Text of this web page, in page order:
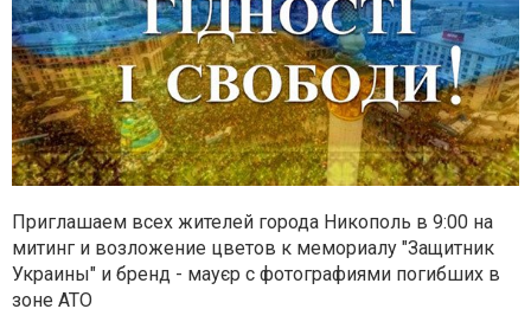
Приглашаем всех жителей города Никополь в 9:00 на
митинг и возложение цветов к мемориалу "Защитник
Украины" и бренд - мауєр с фотографиями погибших в
зоне АТО